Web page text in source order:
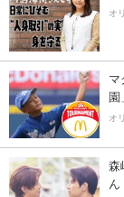
オ
マ
園
オ
森
ん